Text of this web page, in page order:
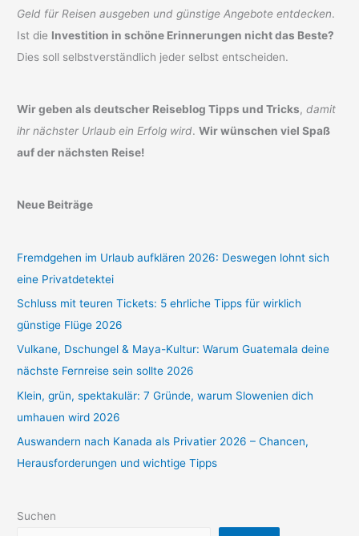
Geld für Reisen ausgeben und günstige Angebote entdecken.
Ist die Investition in schöne Erinnerungen nicht das Beste?
Dies soll selbstverständlich jeder selbst entscheiden.
Wir geben als deutscher Reiseblog Tipps und Tricks,damit
ihr nächster Urlaub ein Erfolg wird.Wir wünschen viel Spaß
auf der nächsten Reise!
Neue Beiträge
Fremdgehen im Urlaub aufklären 2026: Deswegen lohnt sich
eine Privatdetektei
Schluss mit teuren Tickets: 5 ehrliche Tipps für wirklich
günstige Flüge 2026
Vulkane, Dschungel & Maya-Kultur: Warum Guatemala deine
nächste Fernreise sein sollte 2026
Klein, grün, spektakulär: 7 Gründe, warum Slowenien dich
umhauen wird 2026
Auswandern nach Kanada als Privatier 2026 – Chancen,
Herausforderungen und wichtige Tipps
Suchen